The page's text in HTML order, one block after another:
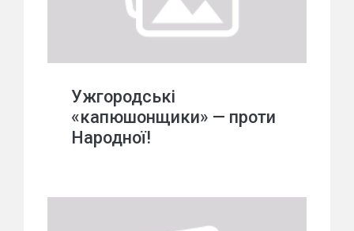
Ужгородські
«капюшонщики» — проти
Народної!